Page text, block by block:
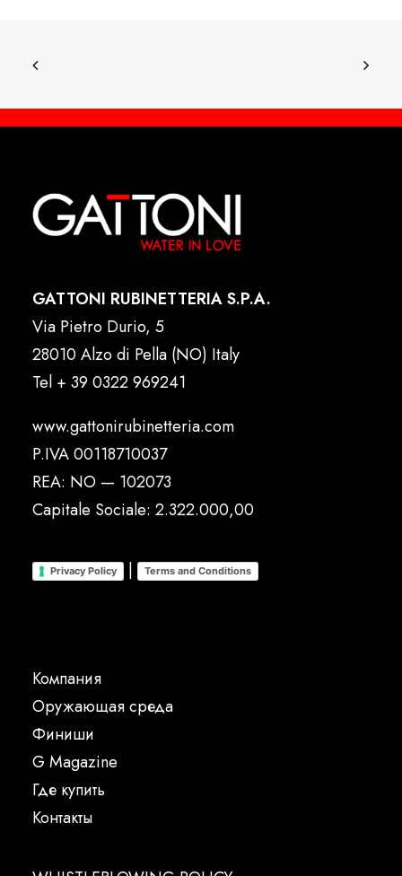
GATTONI RUBINETTERIA S.P.A.
Via Pietro Durio, 5
28010 Alzo di Pella (NO) Italy
Tel + 39 0322 969241
www.gattonirubinetteria.com
P.IVA 00118710037
REA: NO — 102073
Capitale Sociale: 2.322.000,00
Privacy Policy | Terms and Conditions
Компания
Oружающая среда
Финиши
G Magazine
Где купить
Контакты